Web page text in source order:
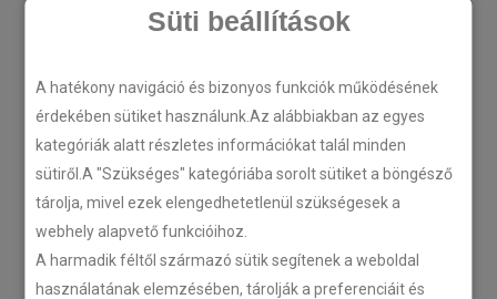
Süti beállítások
A hatékony navigáció és bizonyos funkciók működésének
érdekében sütiket használunk.Az alábbiakban az egyes
kategóriák alatt részletes információkat talál minden
sütiről.A "Szükséges" kategóriába sorolt sütiket a böngésző
tárolja, mivel ezek elengedhetetlenül szükségesek a
webhely alapvető funkcióihoz.
A harmadik féltől származó sütik segítenek a weboldal
használatának elemzésében, tárolják a preferenciáit és
Plug’n’Play tempomat ISUZU
N-szériás teherautókhoz
2018-07-26
Isuzu D-MAX 2006 –
Tempomat beszerelés